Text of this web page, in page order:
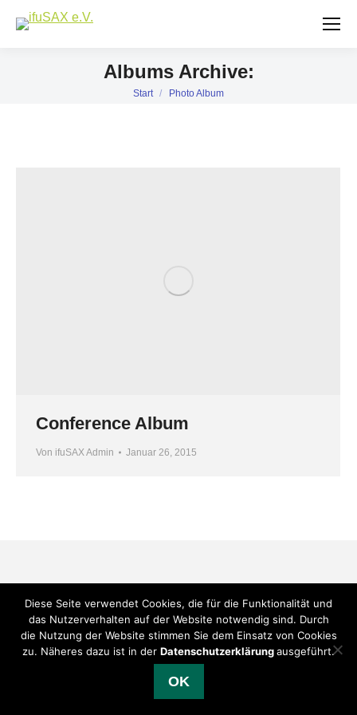
Albums Archive:
Sie befinden sich hier:
Start Photo Album
Conference Album
Von ifuSAX Admin Januar 26, 2015
Diese Seite verwendet Cookies, die für die Funktionalität und
das Nutzerverhalten auf der Website notwendig sind. Durch
die Nutzung der Website stimmen Sie dem Einsatz von Cookies
zu. Näheres dazu ist in der Datenschutzerklärungausgeführt.
OK